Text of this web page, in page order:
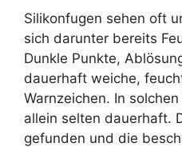
Silikonfugen sehen oft
sich darunter bereits
Dunkle Punkte,
dauerhaft weiche,
Warnzeichen. In
allein selten dauerhaft.
gefunden und die